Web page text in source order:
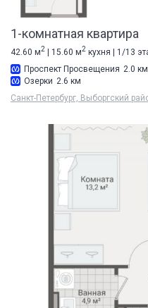
1-комнатная квартира
42.60 м2 | 15.60 м2 кухня | 1/13
Проспект Просвещения 2.0 км
Озерки 2.6 км
Санкт-Петербург, Выборгский